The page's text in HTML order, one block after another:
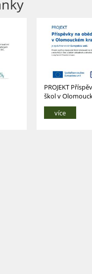
PROJEKT
škol v
více